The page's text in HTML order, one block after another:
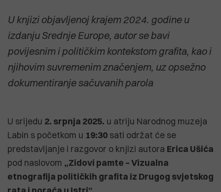
U knjizi objavljenoj krajem 2024. godine u
izdanju Srednje Europe, autor se bavi
povijesnim i političkim kontekstom grafita, kao i
njihovim suvremenim značenjem, uz opsežno
dokumentiranje sačuvanih parola
U srijedu 2. srpnja 2025. u atriju Narodnog muzeja
Labin s početkom u 19:30 sati održat će se
predstavljanje i razgovor o knjizi autora Erica Ušića
pod naslovom „Zidovi pamte – Vizualna
etnografija političkih grafita iz Drugog svjetskog